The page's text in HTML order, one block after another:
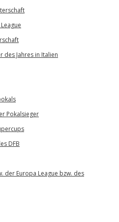
des Jahres in Italien
Pokalsieger
DFB
der Europa League bzw. des